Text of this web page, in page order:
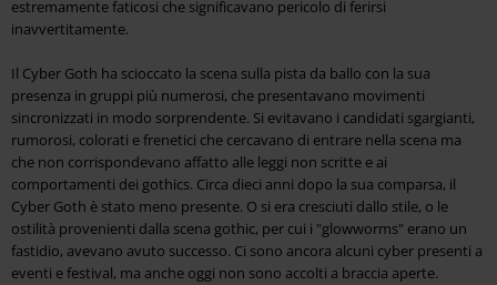
estremamente faticosi che significavano pericolo di ferirsi
inavvertitamente.
Il Cyber Goth ha scioccato la scena sulla pista da ballo con la sua
presenza in gruppi più numerosi, che presentavano movimenti
sincronizzati in modo sorprendente. Si evitavano i candidati sgargianti,
rumorosi, colorati e frenetici che cercavano di entrare nella scena ma
che non corrispondevano affatto alle leggi non scritte e ai
comportamenti dei gothics. Circa dieci anni dopo la sua comparsa, il
Cyber Goth è stato meno presente. O si era cresciuti dallo stile, o le
ostilità provenienti dalla scena gothic, per cui i "glowworms" erano un
fastidio, avevano avuto successo. Ci sono ancora alcuni cyber presenti a
eventi e festival, ma anche oggi non sono accolti a braccia aperte.